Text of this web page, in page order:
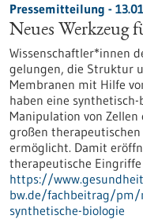
Pressemitteilung -
Neues Werkzeug
Wissenschaftler*innen
gelungen, die Struktur
Membranen mit Hilfe
haben eine synthetisch-
Manipulation von
großen
ermöglicht. Damit
therapeutische
https://
bw.de/fachbeitrag/pm/
synthetische-biologie